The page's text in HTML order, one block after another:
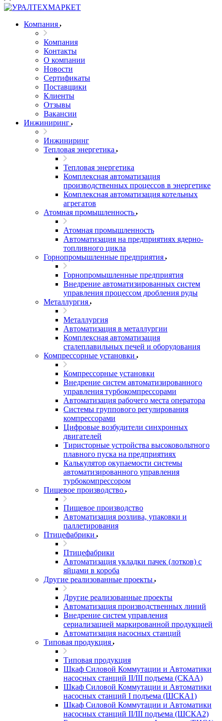
Компания
Компания
Контакты
О компании
Новости
Сертификаты
Поставщики
Клиенты
Отзывы
Вакансии
Инжиниринг
Инжиниринг
Тепловая энергетика
Тепловая энергетика
Комплексная автоматизация
производственных процессов в энергетике
Комплексная автоматизация котельных
агрегатов
Атомная промышленность
Атомная промышленность
Автоматизация на предприятиях ядерно-
топливного цикла
Горнопромышленные предприятия
Горнопромышленные предприятия
Внедрение автоматизированных систем
управления процессом дробления руды
Металлургия
Металлургия
Автоматизация в металлургии
Комплексная автоматизация
сталеплавильных печей и оборудования
Компрессорные установки
Компрессорные установки
Внедрение систем автоматизированного
управления турбокомпрессорами
Автоматизация рабочего места оператора
Системы группового регулирования
компрессорами
Цифровые возбудители синхронных
двигателей
Тиристорные устройства высоковольтного
плавного пуска на предприятиях
Калькулятор окупаемости системы
автоматизированного управления
турбокомпрессором
Пищевое производство
Пищевое производство
Автоматизация розлива, упаковки и
паллетирования
Птицефабрики
Птицефабрики
Автоматизация укладки пачек (лотков) с
яйцами в короба
Другие реализованные проекты
Другие реализованные проекты
Автоматизация производственных линий
Внедрение систем управления
сериализацией маркированной продукцией
Автоматизация насосных станций
Типовая продукция
Типовая продукция
Шкаф Силовой Коммутации и Автоматики
насосных станций II/III подъема (СКАА)
Шкаф Силовой Коммутации и Автоматики
насосных станций I подъема (ШСКА1)
Шкаф Силовой Коммутации и Автоматики
насосных станций II/III подъема (ШСКА2)